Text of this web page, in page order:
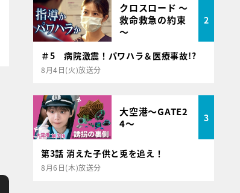
スキボタン
クロスロード ～
救命救急の約束
～
2
＃5 病院激震！パワハラ＆医療事故!?
8月4日(火)放送分
大空港～GATE2
4～
3
第3話 消えた子供と兎を追え！
8月6日(木)放送分